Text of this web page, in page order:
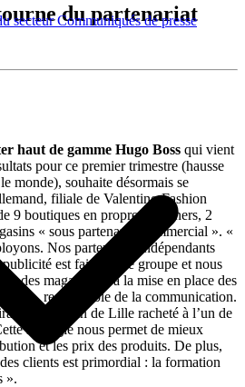
secteurCommuniqués de presse
du partenariat
haut de gamme Hugo Boss qui vient
pour ce premier trimestre (hausse
monde), souhaite désormais se
filiale de Valentino Fashion
9 boutiques en propre, 5 corners, 2
« sous partenariat commercial ». «
Nos partenaires indépendants
est faite par le groupe et nous
des magasins et à la mise en place des
responsable de la communication.
son magasin de Lille racheté à l’un de
stratégie nous permet de mieux
et les prix des produits. De plus,
clients est primordial : la formation
».